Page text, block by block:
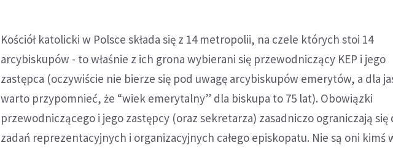
Kościół katolicki w Polsce składa się z 14 metropolii, na czele których stoi 14
arcybiskupów - to właśnie z ich grona wybierani się przewodniczący KEP i jego
zastępca (oczywiście nie bierze się pod uwagę arcybiskupów emerytów, a dla
warto przypomnieć, że “wiek emerytalny” dla biskupa to 75 lat). Obowiązki
przewodniczącego i jego zastępcy (oraz sekretarza) zasadniczo ograniczają się
zadań reprezentacyjnych i organizacyjnych całego episkopatu. Nie są oni kimś